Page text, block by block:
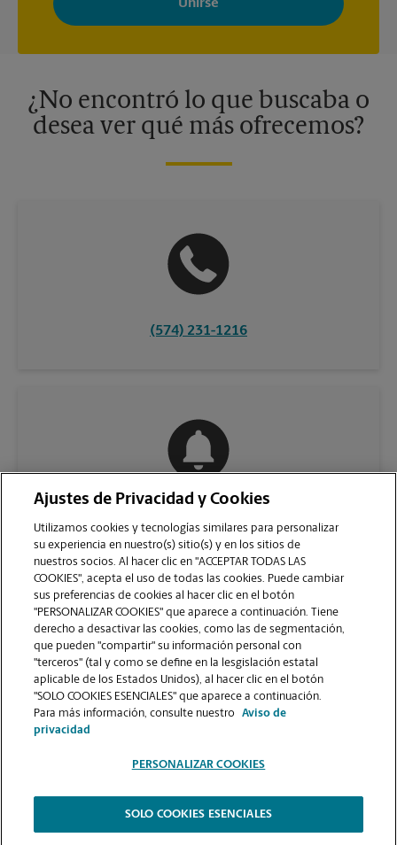
adaptados a sus intereses. Puede darse de baja en cualquier
momento. Para más información, consulte nuestra política de
¿No encontró lo que buscaba o
desea ver qué más ofrecemos?
(574) 231-1216
VER LA PÁGINA DE LA TIENDA
2026.
The UPS Store | Aviso de Privacidad | Términos de Uso del Sitio Web |
Ajustes de Privacidad y Cookies
Utilizamos cookies y tecnologías similares para personalizar
su experiencia en nuestro(s) sitio(s) y en los sitios de
nuestros socios. Al hacer clic en "ACCEPTAR TODAS LAS
COOKIES", acepta el uso de todas las cookies. Puede cambiar
sus preferencias de cookies al hacer clic en el botón
"PERSONALIZAR COOKIES" que aparece a continuación. Tiene
derecho a desactivar las cookies, como las de segmentación,
que pueden "compartir" su información personal con
"terceros" (tal y como se define en la lesgislación estatal
aplicable de los Estados Unidos), al hacer clic en el botón
"SOLO COOKIES ESENCIALES" que aparece a continuación.
Para más información, consulte nuestro
Aviso de
privacidad
PERSONALIZAR COOKIES
SOLO COOKIES ESENCIALES